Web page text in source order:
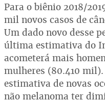
Para o biênio 2018/
mil novos casos de
Um dado novo desse
última estimativa do
acometerá mais
mulheres (80.410
estimativa de novas
não melanoma ter